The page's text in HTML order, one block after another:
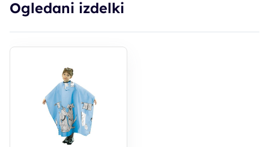
Ogledani izdelki